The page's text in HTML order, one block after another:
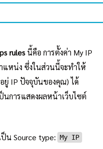
rulesนี้คือ การตั้งค่า My IP
แหน่ง ซึ่งในส่วนนี้จะทำให้
ยู่ IP ปัจจุบันของคุณ) ได้
การแสดงผลหน้าเว็บไซต์
น Source type: My IP